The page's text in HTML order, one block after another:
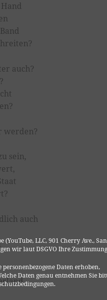
LLC, 901 Cherry Ave., San
wir laut DSGVO Ihre
personenbezogene Daten erhoben,
Daten genau entnehmen Sie
auch?
werden?
sein,
auch